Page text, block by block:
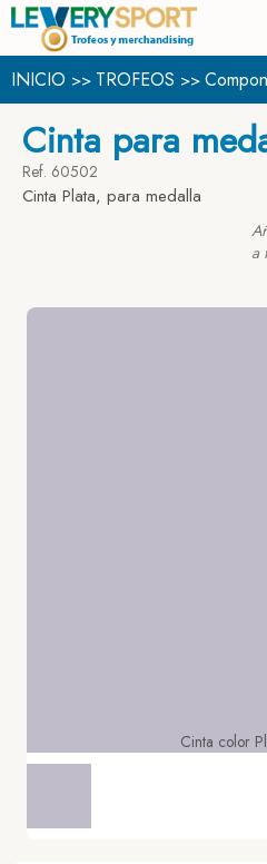
INICIO >> TROFEOS >>
Cinta para
Ref. 60502
Cinta Plata, para medalla
a
Cinta color